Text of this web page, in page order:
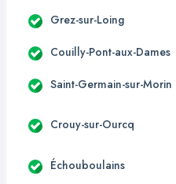
Grez-sur-Loing
Couilly-Pont-aux-Dames
Saint-Germain-sur-Morin
Crouy-sur-Ourcq
Échouboulains